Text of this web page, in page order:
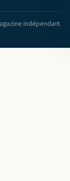
indépendant.